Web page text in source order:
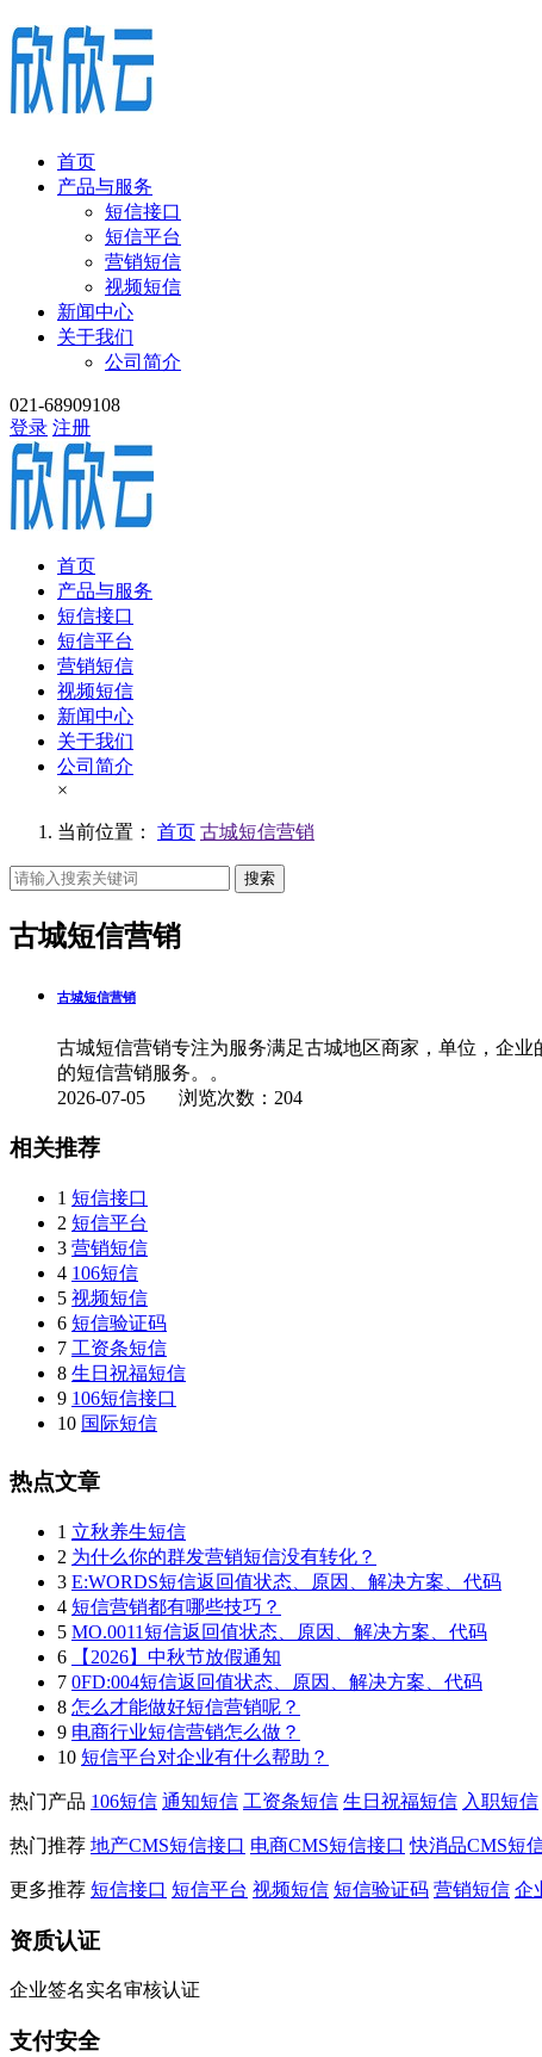
首页
产品与服务
短信接口
短信平台
营销短信
视频短信
新闻中心
关于我们
公司简介
021-68909108
登录 注册
首页
产品与服务
短信接口
短信平台
营销短信
视频短信
新闻中心
关于我们
公司简介
×
当前位置： 首页 古城短信营销
搜索
古城短信营销
古城短信营销
古城短信营销专注为服务满足古城地区商家，单位，企
的短信营销服务。。
2026-07-05 浏览次数：204
相关推荐
1 短信接口
2 短信平台
3 营销短信
4 106短信
5 视频短信
6 短信验证码
7 工资条短信
8 生日祝福短信
9 106短信接口
10 国际短信
热点文章
1 立秋养生短信
2 为什么你的群发营销短信没有转化？
3 E:WORDS短信返回值状态、原因、解决方案、代码
4 短信营销都有哪些技巧？
5 MO.0011短信返回值状态、原因、解决方案、代码
6
【2026】中秋节放假通知
7 0FD:004短信返回值状态、原因、解决方案、代码
8 怎么才能做好短信营销呢？
9 电商行业短信营销怎么做？
10 短信平台对企业有什么帮助？
热门产品 106短信 通知短信 工资条短信 生日祝福短信 入职短信
热门推荐 地产CMS短信接口 电商CMS短信接口 快消品CMS短
更多推荐 短信接口 短信平台 视频短信 短信验证码 营销短信 企
资质认证
企业签名实名审核认证
支付安全